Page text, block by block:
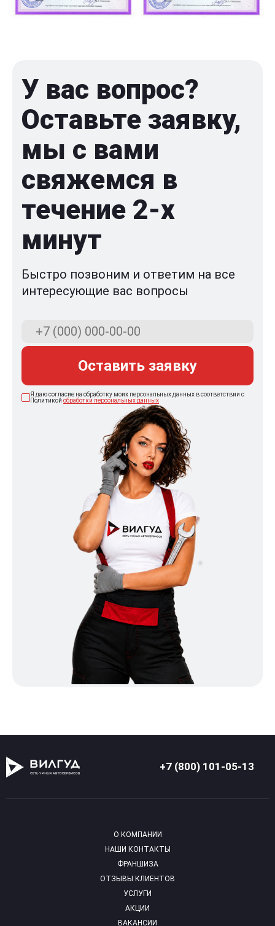
У вас вопрос?
Оставьте заявку,
мы с вами
свяжемся в
течение 2-x
минут
Быстро позвоним и ответим на все
интересующие вас вопросы
Оставить заявку
Я даю согласие на обработку моих персональных данных в соответствии с
Политикой обработки персональных данных
+7 (800) 101-05-13
О КОМПАНИИ
НАШИ КОНТАКТЫ
ФРАНШИЗА
ОТЗЫВЫ КЛИЕНТОВ
УСЛУГИ
АКЦИИ
ВАКАНСИИ